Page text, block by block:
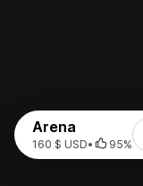
Arena
160 $ USD• 95%